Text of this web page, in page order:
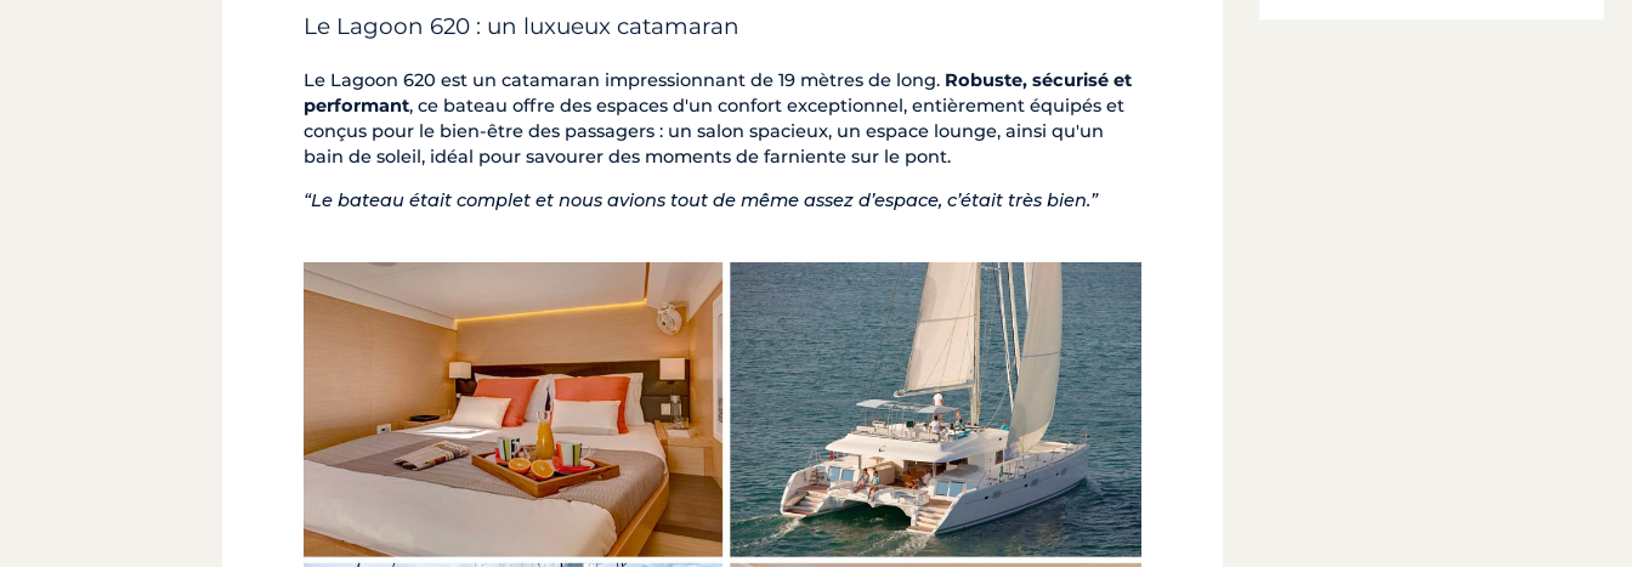
Le Lagoon 620 : un luxueux catamaran
Le Lagoon 620 est un catamaran impressionnant de 19 mètres de long. Robuste, sécurisé et
performant, ce bateau offre des espaces d'un confort exceptionnel, entièrement équipés et
conçus pour le bien-être des passagers : un salon spacieux, un espace lounge, ainsi qu'un
bain de soleil, idéal pour savourer des moments de farniente sur le pont.
“Le bateau était complet et nous avions tout de même assez d’espace, c’était très bien.”